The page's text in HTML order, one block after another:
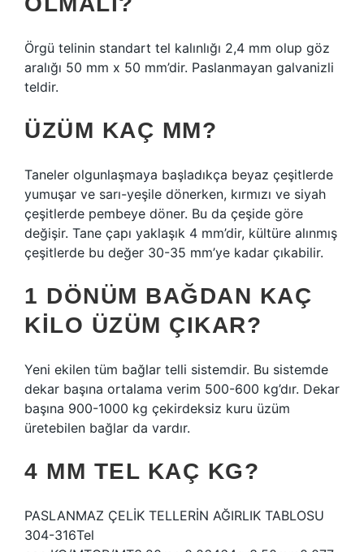
Örgü telinin standart tel kalınlığı 2,4 mm olup göz
aralığı 50 mm x 50 mm’dir. Paslanmayan galvanizli
teldir.
ÜZÜM KAÇ MM?
Taneler olgunlaşmaya başladıkça beyaz çeşitlerde
yumuşar ve sarı-yeşile dönerken, kırmızı ve siyah
çeşitlerde pembeye döner. Bu da çeşide göre
değişir. Tane çapı yaklaşık 4 mm’dir, kültüre alınmış
çeşitlerde bu değer 30-35 mm’ye kadar çıkabilir.
1 DÖNÜM BAĞDAN KAÇ
KILO ÜZÜM ÇIKAR?
Yeni ekilen tüm bağlar telli sistemdir. Bu sistemde
dekar başına ortalama verim 500-600 kg’dır. Dekar
başına 900-1000 kg çekirdeksiz kuru üzüm
üretebilen bağlar da vardır.
4 MM TEL KAÇ KG?
PASLANMAZ ÇELİK TELLERİN AĞIRLIK TABLOSU
304-316Tel